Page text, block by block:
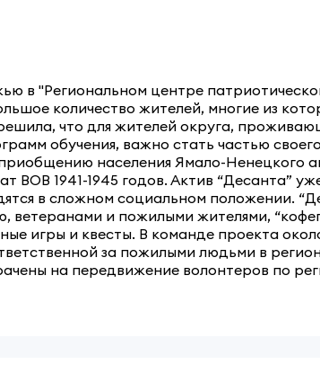
в "Региональном центре
количество жителей, многие из
что для жителей округа,
обучения, важно стать частью
населения Ямало-Ненецкого
1941-1945 годов. Актив “Десанта”
в сложном социальном положении.
ветеранами и пожилыми жителями,
игры и квесты. В команде проекта
за пожилыми людьми в
на передвижение волонтеров по